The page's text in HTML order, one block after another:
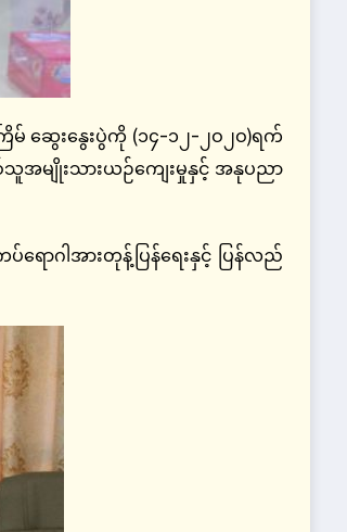
ဆွေးနွေးပွဲကို (၁၄-၁၂-၂ဝ၂ဝ)ရက်
သူအမျိုးသားယဉ်‌ကျေးမှုနှင့် အနုပညာ
ာဂါအားတုန့်ပြန်ရေးနှင့် ပြန်လည်